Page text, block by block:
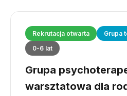
Rekrutacja otwarta
Grupa
0-6 lat
Grupa
warsztatowa dla